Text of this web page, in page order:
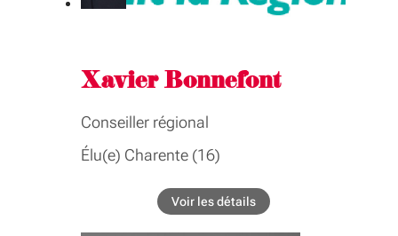
Voir les détails
Xavier Bonnefont
Conseiller régional
Élu(e) Charente (16)
COMMISSIONS